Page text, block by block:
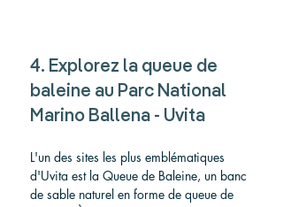
4. Explorez la queue de
baleine au Parc National
Marino Ballena - Uvita
L'un des sites les plus emblématiques
d'Uvita est la Queue de Baleine, un banc
de sable naturel en forme de queue de